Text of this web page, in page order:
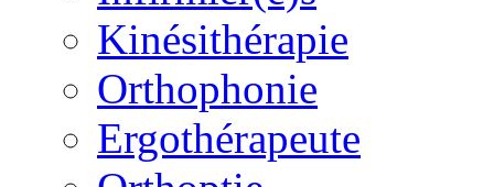
Kinésithérapie
Orthophonie
Ergothérapeute